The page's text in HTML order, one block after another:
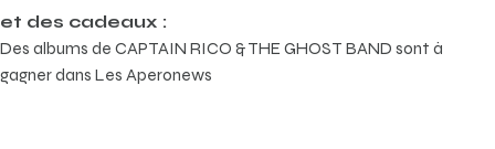
et des cadeaux :
Des albums de CAPTAIN RICO & THE GHOST BAND sont à
gagner dans Les Aperonews